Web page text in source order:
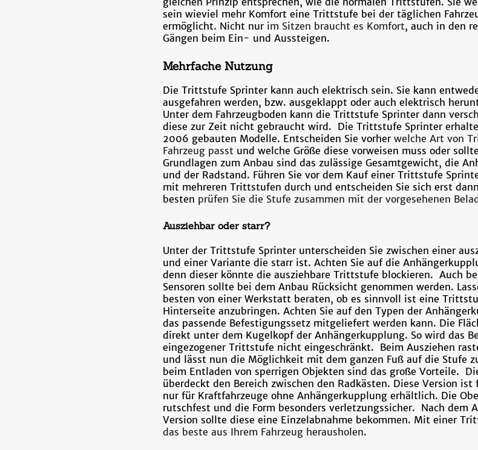
sein wieviel mehr Komfort eine Trittstufe bei der täglichen
ermöglicht. Nicht nur im Sitzen braucht es Komfort, auch in den
Gängen beim Ein- und Aussteigen.
Mehrfache Nutzung
Die Trittstufe Sprinter kann auch elektrisch sein. Sie kann
ausgefahren werden, bzw. ausgeklappt oder auch elektrisch
Unter dem Fahrzeugboden kann die Trittstufe Sprinter dann
diese zur Zeit nicht gebraucht wird. Die Trittstufe Sprinter
2006 gebauten Modelle. Entscheiden Sie vorher welche Art von
Fahrzeug passt und welche Größe diese vorweisen muss oder
Grundlagen zum Anbau sind das zulässige Gesamtgewicht, die
und der Radstand. Führen Sie vor dem Kauf einer Trittstufe
mit mehreren Trittstufen durch und entscheiden Sie sich erst
besten prüfen Sie die Stufe zusammen mit der vorgesehenen
Ausziehbar oder starr?
Unter der Trittstufe Sprinter unterscheiden Sie zwischen einer
und einer Variante die starr ist. Achten Sie auf die
denn dieser könnte die ausziehbare Trittstufe blockieren. Auch
Sensoren sollte bei dem Anbau Rücksicht genommen werden.
besten von einer Werkstatt beraten, ob es sinnvoll ist eine
Hinterseite anzubringen. Achten Sie auf den Typen der
das passende Befestigungssetz mitgeliefert werden kann. Die
direkt unter dem Kugelkopf der Anhängerkupplung. So wird das
eingezogener Trittstufe nicht eingeschränkt. Beim Ausziehen
und lässt nun die Möglichkeit mit dem ganzen Fuß auf die Stufe
beim Entladen von sperrigen Objekten sind das große Vorteile.
überdeckt den Bereich zwischen den Radkästen. Diese Version ist
nur für Kraftfahrzeuge ohne Anhängerkupplung erhältlich. Die
rutschfest und die Form besonders verletzungssicher. Nach dem
Version sollte diese eine Einzelabnahme bekommen. Mit einer
das beste aus Ihrem Fahrzeug herausholen.